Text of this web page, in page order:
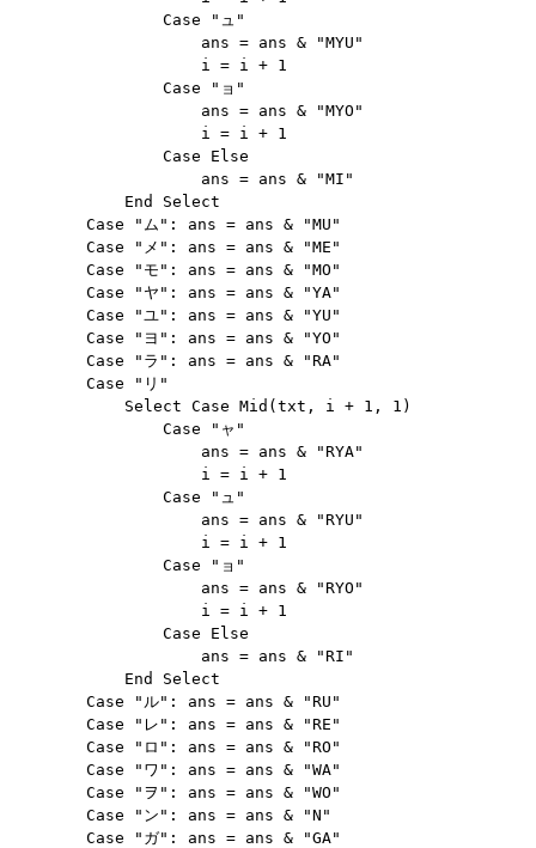
                Case "ュ"
                    ans = ans & "MYU"
                    i = i + 1
                Case "ョ"
                    ans = ans & "MYO"
                    i = i + 1
                Case Else
                    ans = ans & "MI"
            End Select
        Case "ム": ans = ans & "MU"
        Case "メ": ans = ans & "ME"
        Case "モ": ans = ans & "MO"
        Case "ヤ": ans = ans & "YA"
        Case "ユ": ans = ans & "YU"
        Case "ヨ": ans = ans & "YO"
        Case "ラ": ans = ans & "RA"
        Case "リ"
            Select Case Mid(txt, i + 1, 1)
                Case "ャ"
                    ans = ans & "RYA"
                    i = i + 1
                Case "ュ"
                    ans = ans & "RYU"
                    i = i + 1
                Case "ョ"
                    ans = ans & "RYO"
                    i = i + 1
                Case Else
                    ans = ans & "RI"
            End Select
        Case "ル": ans = ans & "RU"
        Case "レ": ans = ans & "RE"
        Case "ロ": ans = ans & "RO"
        Case "ワ": ans = ans & "WA"
        Case "ヲ": ans = ans & "WO"
        Case "ン": ans = ans & "N"
        Case "ガ": ans = ans & "GA"